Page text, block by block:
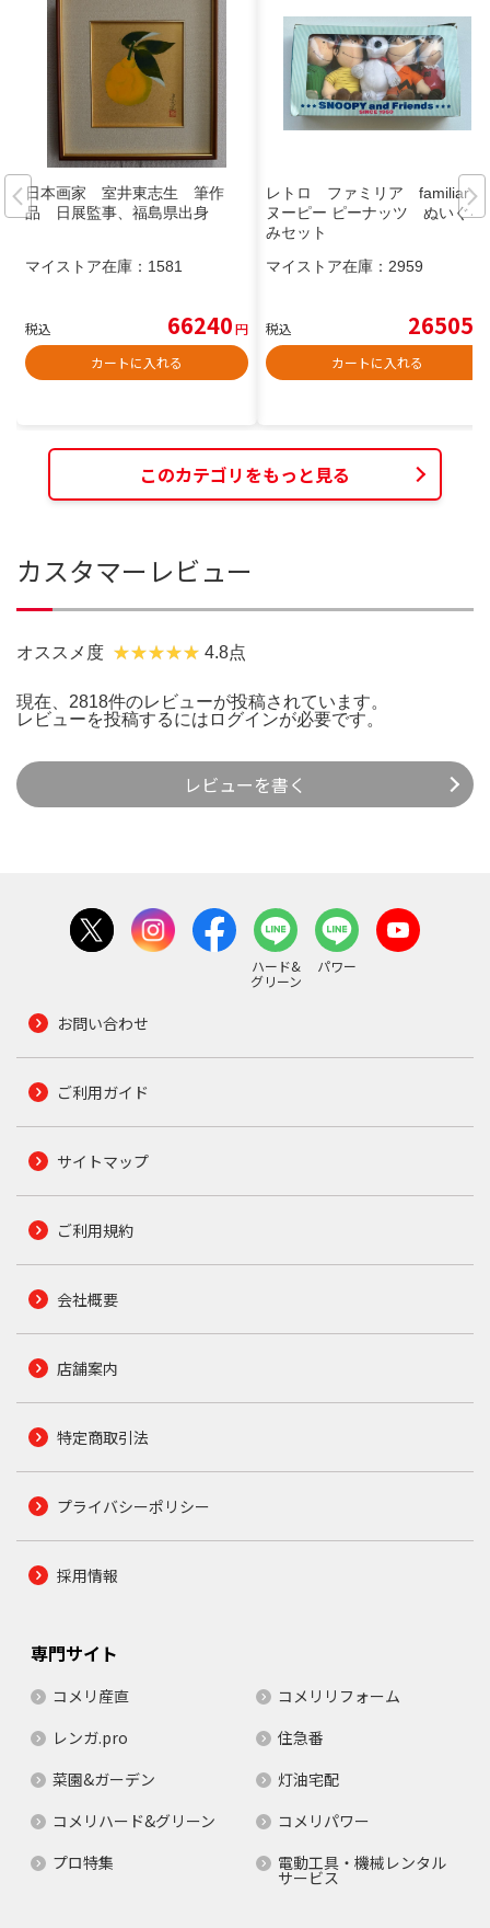
日本画家 室井東志生 筆作
品 日展監事、福島県出身
マイストア在庫： 1581
税込 66240円
カートに入れる
レトロ ファミリア familiar ス
ヌーピー ピーナッツ ぬいぐる
みセット
マイストア在庫： 2959
税込 26505
カートに入れる
このカテゴリをもっと見る
カスタマーレビュー
オススメ度 4.8点
現在、2818件のレビューが投稿されています。
レビューを投稿するには ログインが必要です。
レビューを書く
ハード&
グリーン
パワー
お問い合わせ
ご利用ガイド
サイトマップ
ご利用規約
会社概要
店舗案内
特定商取引法
プライバシーポリシー
採用情報
専門サイト
コメリ産直
コメリリフォーム
レンガ.pro
住急番
菜園&ガーデン
灯油宅配
コメリハード&グリーン
コメリパワー
プロ特集
電動工具・機械レンタル
サービス